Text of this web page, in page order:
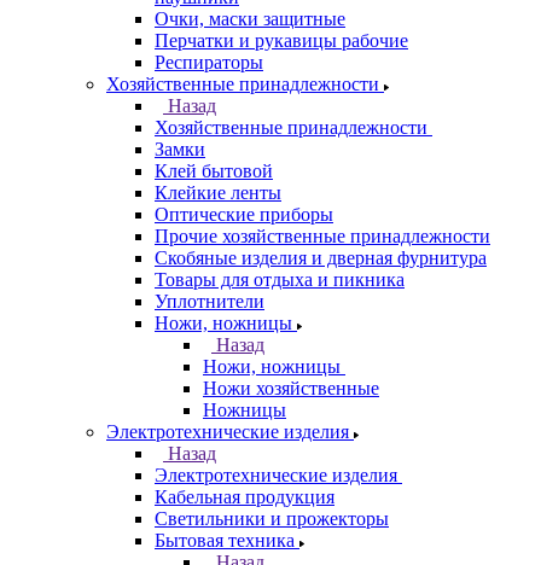
Очки, маски защитные
Перчатки и рукавицы рабочие
Респираторы
Хозяйственные принадлежности
Назад
Хозяйственные принадлежности
Замки
Клей бытовой
Клейкие ленты
Оптические приборы
Прочие хозяйственные принадлежности
Скобяные изделия и дверная фурнитура
Товары для отдыха и пикника
Уплотнители
Ножи, ножницы
Назад
Ножи, ножницы
Ножи хозяйственные
Ножницы
Электротехнические изделия
Назад
Электротехнические изделия
Кабельная продукция
Светильники и прожекторы
Бытовая техника